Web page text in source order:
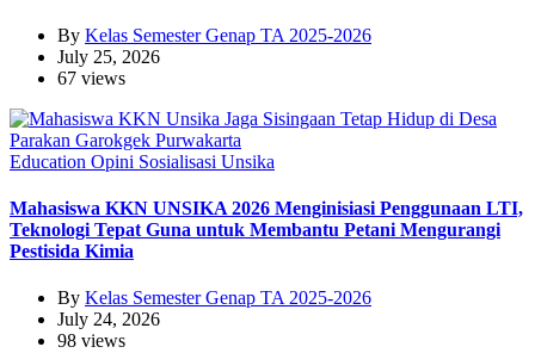
By Kelas Semester Genap TA 2025-2026
July 25, 2026
67 views
Education Opini Sosialisasi Unsika
Mahasiswa KKN UNSIKA 2026 Menginisiasi Penggunaan LTI,
Teknologi Tepat Guna untuk Membantu Petani Mengurangi
Pestisida Kimia
By Kelas Semester Genap TA 2025-2026
July 24, 2026
98 views